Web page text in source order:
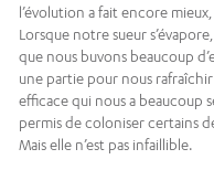
l’évolution a fait encore
Lorsque notre sueur
que nous buvons beaucoup
une partie pour nous
efficace qui nous a beaucoup
permis de coloniser certains
Mais elle n’est pas infaillible.